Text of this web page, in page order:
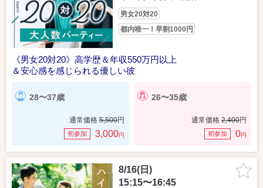
男女20対20
都内唯一！早割1000円
《男女20対20》高学歴＆年収550万円以上
＆安心感を感じられる優しい彼
28〜37歳
通常価格 5,500円
初参加 3,000円
26〜35歳
通常価格 2,400円
初参加 0円
8/16(日)
15:15〜16:45